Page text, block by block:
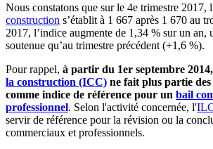
Nous constatons que sur le 4e trimestre 2017,
construction s’établit à 1 667 après 1 670 au
2017, l’indice augmente de 1,34 % sur un an,
soutenue qu’au trimestre précédent (+1,6 %).
Pour rappel, à partir du 1er septembre
la construction (ICC) ne fait plus partie
comme indice de référence pour un bail
professionnel. Selon l'activité concernée, l'
servir de référence pour la révision ou la
commerciaux et professionnels.